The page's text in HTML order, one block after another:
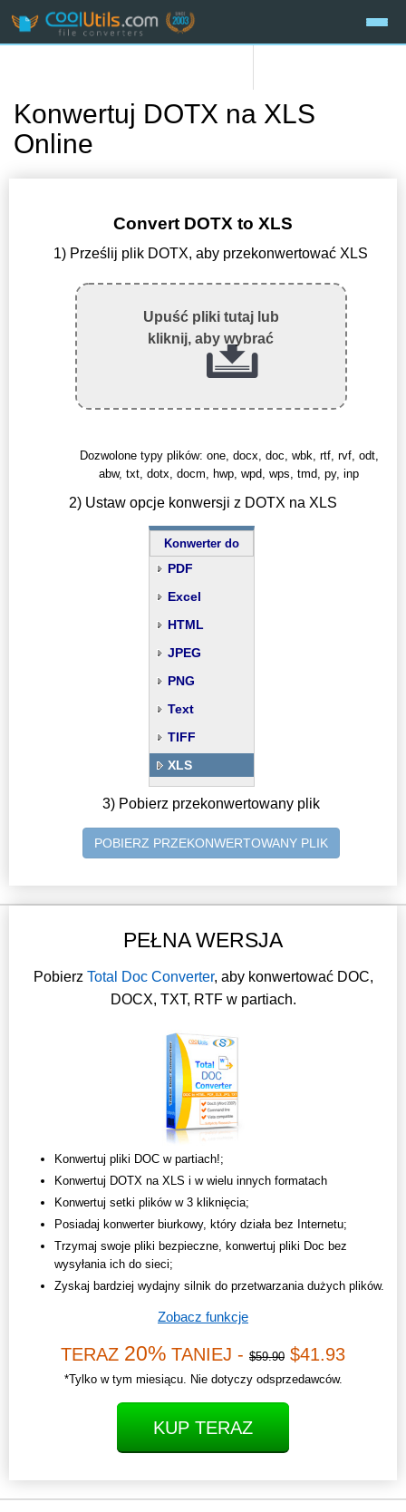
Konwertuj DOTX na XLS
Online
Convert DOTX to XLS
1) Prześlij plik DOTX, aby przekonwertować XLS
Upuść pliki tutaj lub
kliknij, aby wybrać
Dozwolone typy plików: one, docx, doc, wbk, rtf, rvf, odt,
abw, txt, dotx, docm, hwp, wpd, wps, tmd, py, inp
2) Ustaw opcje konwersji z DOTX na XLS
Konwerter do
PDF
Excel
HTML
JPEG
PNG
Text
TIFF
XLS
3) Pobierz przekonwertowany plik
POBIERZ PRZEKONWERTOWANY PLIK
PEŁNA WERSJA
Pobierz Total Doc Converter, aby konwertować DOC,
DOCX, TXT, RTF w partiach.
Konwertuj pliki DOC w partiach!;
Konwertuj DOTX na XLS i w wielu innych formatach
Konwertuj setki plików w 3 kliknięcia;
Posiadaj konwerter biurkowy, który działa bez Internetu;
Trzymaj swoje pliki bezpieczne, konwertuj pliki Doc bez
wysyłania ich do sieci;
Zyskaj bardziej wydajny silnik do przetwarzania dużych plików.
Zobacz funkcje
TERAZ 20% TANIEJ - $59.90 $41.93
*Tylko w tym miesiącu. Nie dotyczy odsprzedawców.
KUP TERAZ